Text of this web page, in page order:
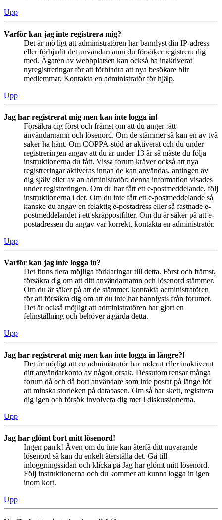
Upp
Varför kan jag inte registrera mig?
Det är möjligt att administratören har bannlyst din IP-adress
eller förbjudit det användarnamn du försöker registrera dig
med. Ägaren av webbplatsen kan också ha inaktiverat
nyregistreringar för att förhindra att nya besökare blir
medlemmar. Kontakta en administratör för hjälp.
Upp
Jag har registrerat mig men kan inte logga in!
Försäkra dig först och främst om att du anger rätt
användarnamn och lösenord. Om de stämmer så kan en av två
saker ha hänt. Om COPPA-stöd är aktiverat och du under
registreringen angav att du är under 13 år så måste du följa
instruktionerna du fått. Vissa forum kräver också att nya
registreringar aktiveras innan de kan användas, antingen av
dig själv eller av an administratör; denna information visades
under registreringen. Om du har fått ett e-postmeddelande, följ
instruktionerna i det. Om du inte fått ett e-postmeddelande så
kanske du angav en felaktig e-postadress eller så fastnade e-
postmeddelandet i ett skräppostfilter. Om du är säker på att e-
postadressen du angav var korrekt, kontakta en administratör.
Upp
Varför kan jag inte logga in?
Det finns flera möjliga förklaringar till detta. Först och främst,
försäkra dig om att ditt användarnamn och lösenord stämmer.
Om du är säker på att de stämmer, kontakta administratören
för att försäkra dig om att du inte har bannlysts från forumet.
Det är också möjligt att administratören har gjort en
felinställning och behöver åtgärda detta.
Upp
Jag har registrerat mig men kan inte logga in längre?!
Det är möjligt att en administratör har raderat eller inaktiverat
ditt användarkonto av någon orsak. Dessutom rensar många
forum då och då bort användare som inte postat på länge för
att minska storleken på databasen. Om så har skett, registrera
dig igen och försök involvera dig mer i diskussionerna.
Upp
Jag har glömt bort mitt lösenord!
Ingen panik! Även om du inte kan återfå ditt nuvarande
lösenord så kan du enkelt återställa det. Gå till
inloggningssidan och klicka på Jag har glömt mitt lösenord.
Följ instruktionerna och du kommer att kunna logga in igen
inom kort.
Upp